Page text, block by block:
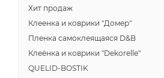
Хит продаж
Клеенка и коврики "Домер"
Пленка самоклеящаяся D&B
Клеёнка и коврики "Dekorelle"
QUELID-BOSTIK